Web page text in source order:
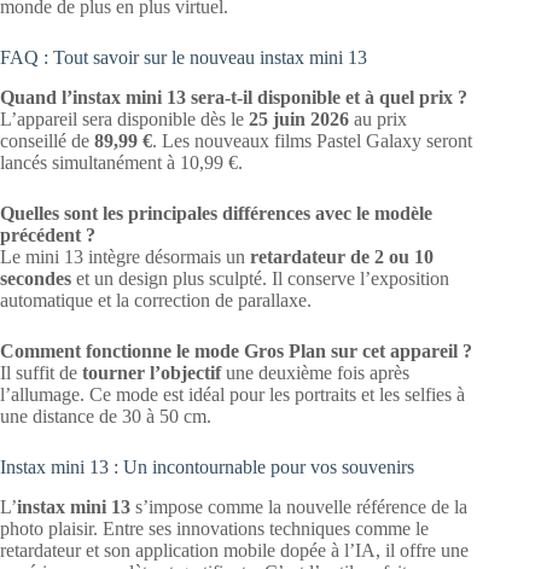
monde de plus en plus virtuel.
FAQ : Tout savoir sur le nouveau instax mini 13
Quand l’instax mini 13 sera-t-il disponible et à quel prix ?
L’appareil sera disponible dès le 25 juin 2026 au prix
conseillé de 89,99 €. Les nouveaux films Pastel Galaxy seront
lancés simultanément à 10,99 €.
Quelles sont les principales différences avec le modèle
précédent ?
Le mini 13 intègre désormais un retardateur de 2 ou 10
secondes et un design plus sculpté. Il conserve l’exposition
automatique et la correction de parallaxe.
Comment fonctionne le mode Gros Plan sur cet appareil ?
Il suffit de tourner l’objectifune deuxième fois après
l’allumage. Ce mode est idéal pour les portraits et les selfies à
une distance de 30 à 50 cm.
Instax mini 13 : Un incontournable pour vos souvenirs
L’instax mini 13 s’impose comme la nouvelle référence de la
photo plaisir. Entre ses innovations techniques comme le
retardateur et son application mobile dopée à l’IA, il offre une